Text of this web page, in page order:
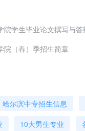
学生毕业论文撰写与答
院（春）季招生简章
哈尔滨中专招生信息
10大男生专业